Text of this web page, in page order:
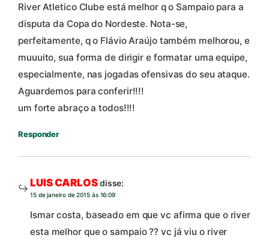
River Atletico Clube está melhor q o Sampaio para a
disputa da Copa do Nordeste. Nota-se,
perfeitamente, q o Flávio Araújo também melhorou, e
muuuito, sua forma de dirigir e formatar uma equipe,
especialmente, nas jogadas ofensivas do seu ataque.
Aguardemos para conferir!!!!
um forte abraço a todos!!!!
Responder
LUIS CARLOSdisse:
15 de janeiro de 2015 às 16:09
Ismar costa, baseado em que vc afirma que o river
esta melhor que o sampaio ?? vc já viu o river